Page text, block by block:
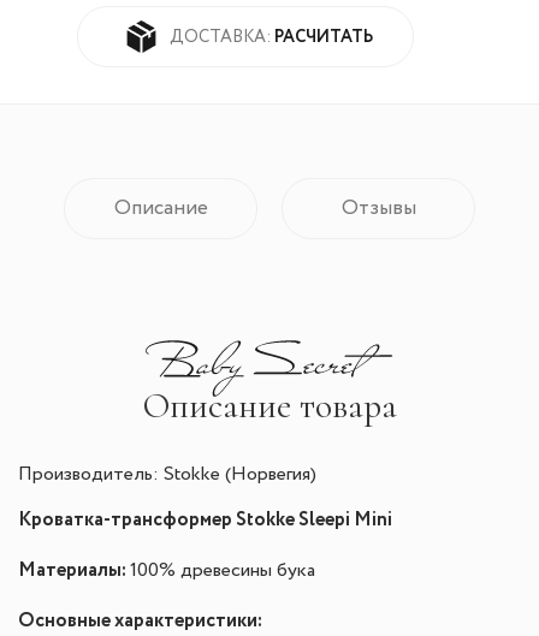
ДОСТАВКА: РАСЧИТАТЬ
Описание Отзывы
Описание товара
Производитель: Stokke (Норвегия)
Кроватка-трансформер Stokke Sleepi Mini
Материалы: 100% древесины бука
Основные характеристики: